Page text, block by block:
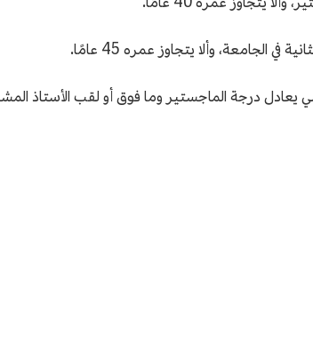
وألا يتجاوز عمره 45 عامًا.
درجة الماجستير وما فوق أو لقب الأستاذ